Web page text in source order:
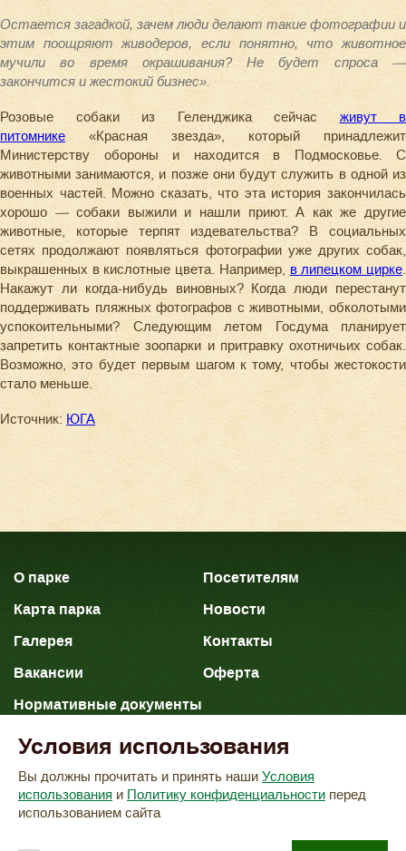
Остается загадкой, зачем люди делают такие фотографии и
этим поощряют живодеров, если понятно, что животное
мучили во время окрашивания? Не будет спроса —
закончится и жестокий бизнес».
Розовые собаки из Геленджика сейчасживут в
питомнике«Красная звезда», который принадлежит
Министерству обороны и находится в Подмосковье. С
животными занимаются, и позже они будут служить в одной из
военных частей. Можно сказать, что эта история закончилась
хорошо — собаки выжили и нашли приют. А как же другие
животные, которые терпят издевательства? В социальных
сетях продолжают появляться фотографии уже других собак,
выкрашенных в кислотные цвета. Например, в липецком цирке.
Накажут ли когда-нибудь виновных? Когда люди перестанут
поддерживать пляжных фотографов с животными, обколотыми
успокоительными? Следующим летом Госдума планирует
запретить контактные зоопарки и притравку охотничьих собак.
Возможно, это будет первым шагом к тому, чтобы жестокости
стало меньше.
Источник:ЮГА
О парке
Посетителям
Карта парка
Новости
Галерея
Контакты
Вакансии
Оферта
Нормативные документы
Политика конфиденциальных данных
Согласие на обработку персональных данных
Условия использования
Вы должны прочитать и принять наши Условия
использования и Политику конфиденциальности перед
использованием сайта